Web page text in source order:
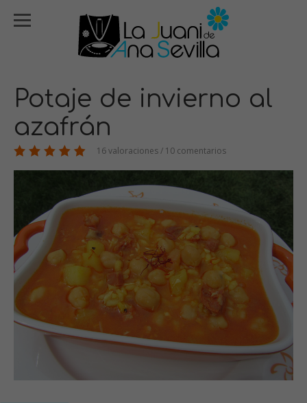
Potaje de invierno al
azafrán
16 valoraciones / 10 comentarios